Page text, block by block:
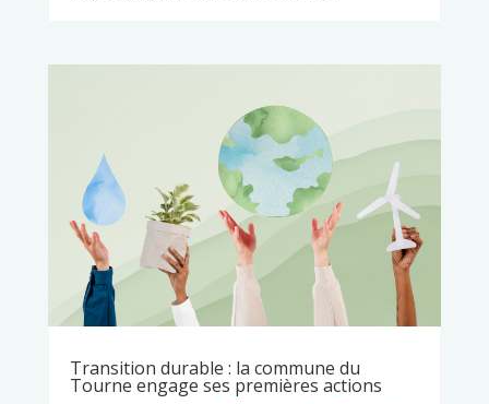
Transition durable : la commune du
Tourne engage ses premières actions